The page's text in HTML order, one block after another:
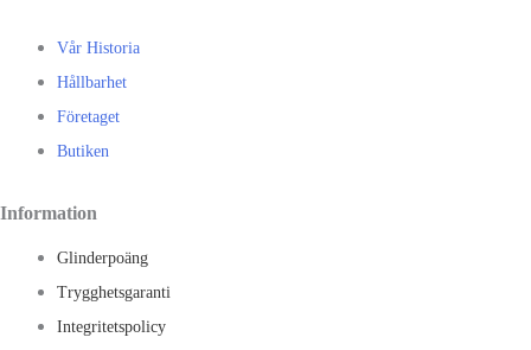
Vår Historia
Hållbarhet
Företaget
Butiken
Information
Glinderpoäng
Trygghetsgaranti
Integritetspolicy